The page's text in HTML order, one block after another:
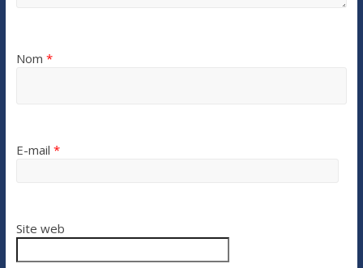
Nom *
E-mail *
Site web